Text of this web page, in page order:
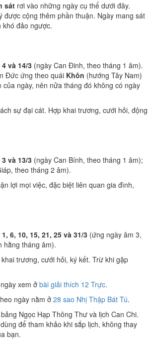
sát rơi vào những ngày cụ thể dưới đây.
được cộng thêm phần thuận. Ngày mang sát
khó đảo ngược.
4 và 14/3 (ngày Can Đinh, theo tháng 1 âm).
Đức ứng theo quái Khôn (hướng Tây Nam)
ngày, nên nửa tháng đó không có ngày
sự đại cát. Hợp khai trương, cưới hỏi, động
3 và 13/3 (ngày Can Bính, theo tháng 1 âm);
theo tháng 2 âm).
lợi mọi việc, đặc biệt liên quan gia đình,
1, 6, 10, 15, 21, 25 và 31/3 (ứng ngày âm 3,
hằng tháng âm).
trương, cưới hỏi, ký kết. Trừ khi gặp
xem ở bài giải thích 12 Trực.
ngày nằm ở 28 sao Nhị Thập Bát Tú.
Ngọc Hạp Thông Thư và lịch Can Chi.
để tham khảo khi sắp lịch, không thay
bạn.